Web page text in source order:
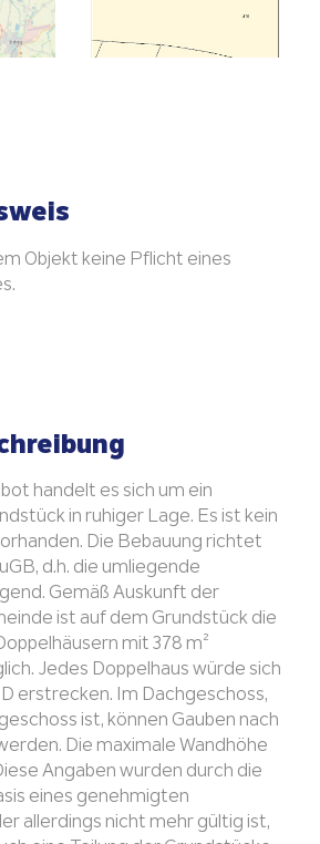
Objekt keine Pflicht eines
handelt es sich um ein
in ruhiger Lage. Es ist kein
Die Bebauung richtet
d.h. die umliegende
Gemäß Auskunft der
ist auf dem Grundstück die
mit 378 m²
Jedes Doppelhaus würde sich
D erstrecken. Im Dachgeschoss,
ist, können Gauben nach
Die maximale Wandhöhe
Angaben wurden durch die
eines genehmigten
allerdings nicht mehr gültig ist,